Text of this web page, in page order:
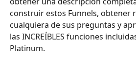
construir estos Funnels, obtener
cualquiera de sus preguntas y
las INCREÍBLES funciones
Platinum.